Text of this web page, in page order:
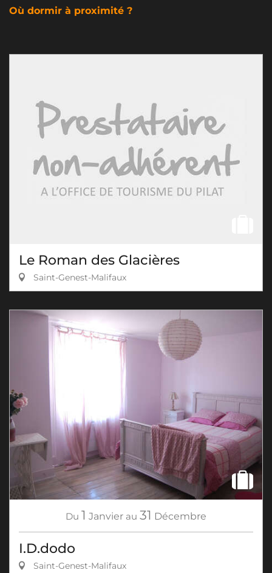
Où dormir à proximité ?
Le Roman des Glacières
Saint-Genest-Malifaux
Du 1 Janvier au 31 Décembre
I.D.dodo
Saint-Genest-Malifaux